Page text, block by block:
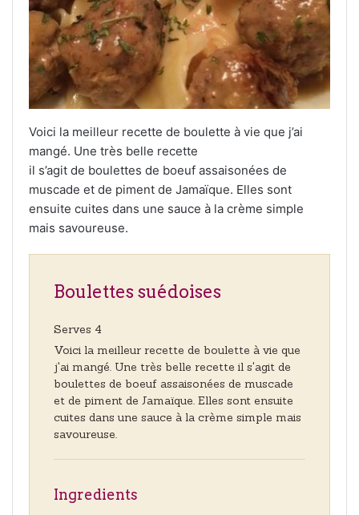
Voici la meilleur recette de boulette à vie que j’ai
mangé. Une très belle recette
il s’agit de boulettes de boeuf assaisonées de
muscade et de piment de Jamaïque. Elles sont
ensuite cuites dans une sauce à la crème simple
mais savoureuse.
Boulettes suédoises
Serves 4
Voici la meilleur recette de boulette à vie que
j'ai mangé. Une très belle recette il s'agit de
boulettes de boeuf assaisonées de muscade
et de piment de Jamaïque. Elles sont ensuite
cuites dans une sauce à la crème simple mais
savoureuse.
Ingredients